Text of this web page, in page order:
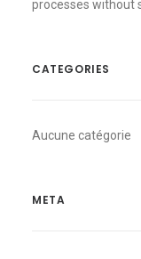
processes without
CATEGORIES
Aucune catégorie
META